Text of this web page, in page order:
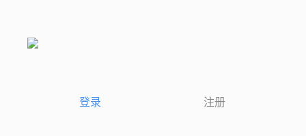
登录 注册